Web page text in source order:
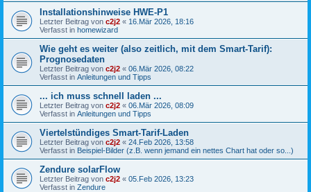
Installationshinweise HWE-P1
Letzter Beitrag von c2j2 « 16.Mär 2026, 18:16
Verfasst in homewizard
Wie geht es weiter (also zeitlich, mit dem Smart-Tarif):
Prognosedaten
Letzter Beitrag von c2j2 « 06.Mär 2026, 08:22
Verfasst in Anleitungen und Tipps
... ich muss schnell laden ...
Letzter Beitrag von c2j2 « 06.Mär 2026, 08:09
Verfasst in Anleitungen und Tipps
Viertelstündiges Smart-Tarif-Laden
Letzter Beitrag von c2j2 « 24.Feb 2026, 13:58
Verfasst in Beispiel-Bilder (z.B. wenn jemand ein nettes Chart hat oder so...)
Zendure solarFlow
Letzter Beitrag von c2j2 « 05.Feb 2026, 13:23
Verfasst in Zendure